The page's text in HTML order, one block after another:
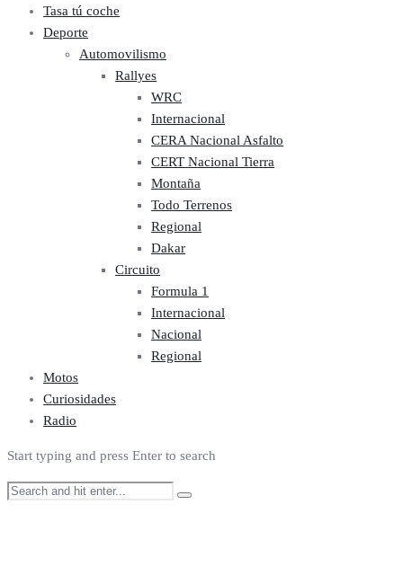
Tasa tú coche
Deporte
Automovilismo
Rallyes
WRC
Internacional
CERA Nacional Asfalto
CERT Nacional Tierra
Montaña
Todo Terrenos
Regional
Dakar
Circuito
Formula 1
Internacional
Nacional
Regional
Motos
Curiosidades
Radio
Start typing and press Enter to search